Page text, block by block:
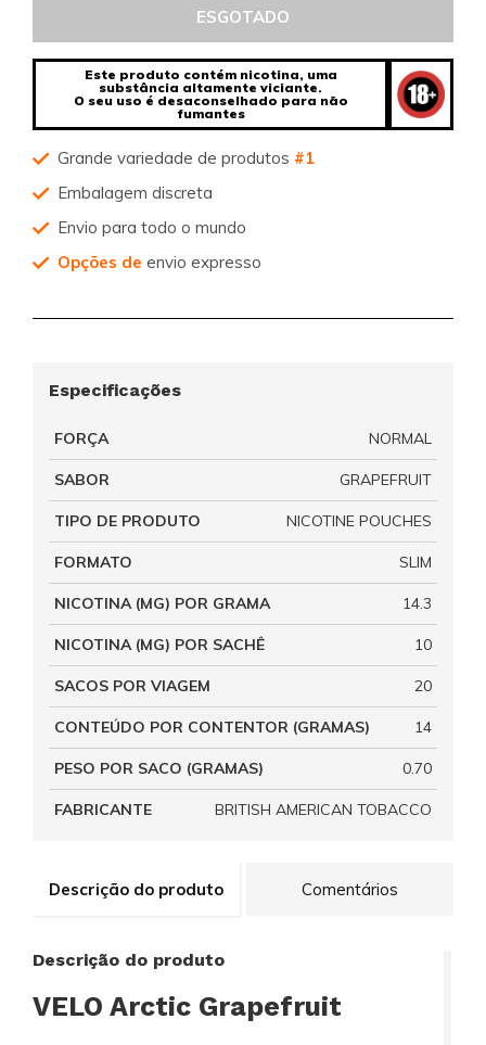
ESGOTADO
Este produto contém nicotina, uma
substância altamente viciante.
O seu uso é desaconselhado para não
fumantes
Grande variedade de produtos #1
Embalagem discreta
Envio para todo o mundo
Opções de envio expresso
Descrição do produto Comentários
Descrição do produto
VELO Arctic Grapefruit
Especificações
FORÇA NORMAL
SABOR GRAPEFRUIT
TIPO DE PRODUTO NICOTINE POUCHES
FORMATO SLIM
NICOTINA (MG) POR GRAMA 14.3
NICOTINA (MG) POR SACHÊ 10
SACOS POR VIAGEM 20
CONTEÚDO POR CONTENTOR (GRAMAS) 14
PESO POR SACO (GRAMAS) 0.70
FABRICANTE BRITISH AMERICAN TOBACCO